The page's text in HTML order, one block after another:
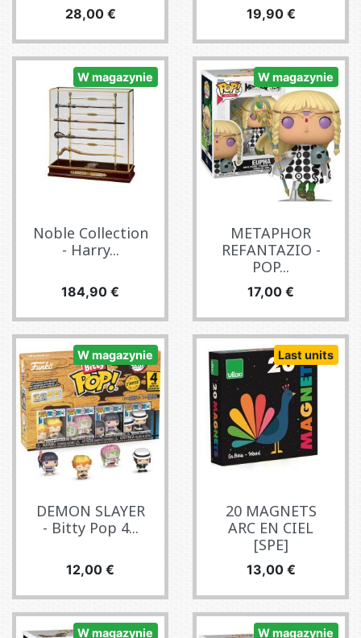
Cena
28,00 € Cena
19,90 €
W magazynie
Noble Collection
- Harry...
Cena
184,90 €
W magazynie
METAPHOR
REFANTAZIO -
POP...
Cena
17,00 €
W magazynie
DEMON SLAYER
- Bitty Pop 4...
Cena
12,00 €
Last units
20 MAGNETS
ARC EN CIEL
[SPE]
Cena
13,00 €
W magazynie W magazynie